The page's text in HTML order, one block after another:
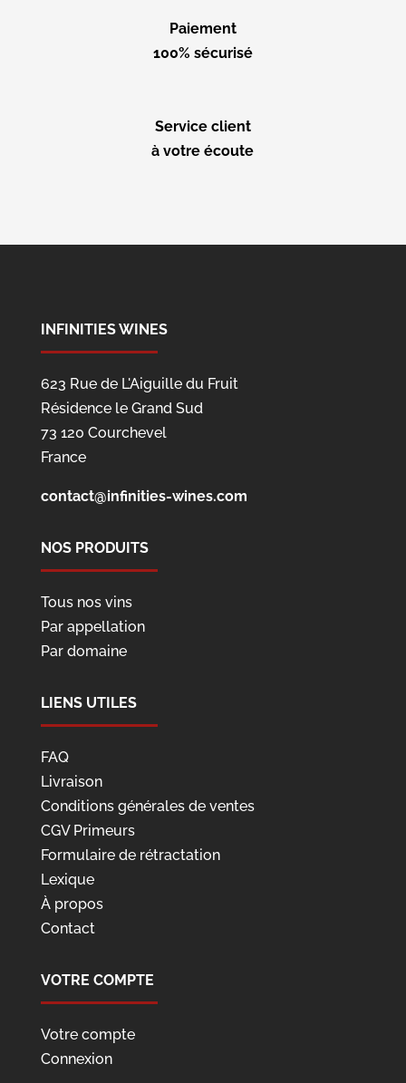
Paiement
100% sécurisé
Service client
à votre écoute
INFINITIES WINES
623 Rue de L'Aiguille du Fruit
Résidence le Grand Sud
73 120 Courchevel
France
contact@infinities-wines.com
NOS PRODUITS
Tous nos vins
Par appellation
Par domaine
LIENS UTILES
FAQ
Livraison
Conditions générales de ventes
CGV Primeurs
Formulaire de rétractation
Lexique
À propos
Contact
VOTRE COMPTE
Votre compte
Connexion